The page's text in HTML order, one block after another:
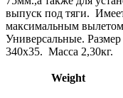
выпуск под тяги.
максимальным
Универсальные.
340х35. Масса 2,30кг.
Weight